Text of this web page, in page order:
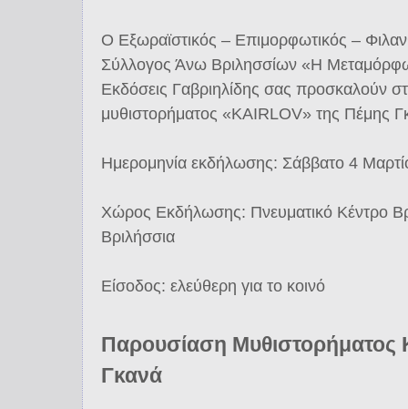
Ο Εξωραϊστικός – Επιμορφωτικός –
Σύλλογος Άνω Βριλησσίων «Η
Εκδόσεις Γαβριηλίδης σας προσκαλούν
μυθιστορήματος «KAIRLOV» της Πέμης
Ημερομηνία εκδήλωσης: Σάββατο 4
Χώρος Εκδήλωσης: Πνευματικό Κέντρο
Βριλήσσια
Είσοδος: ελεύθερη για το κοινό
Παρουσίαση Μυθιστορήματος
Γκανά